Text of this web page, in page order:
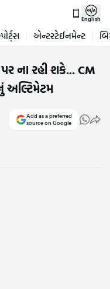
English
એન્ટરટેઈનમેન્ટ
ના રહી શકે... CM
અલ્ટિમેટમ
Add as a preferred
source on Google